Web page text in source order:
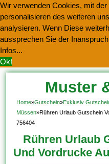
Wir verwenden Cookies, mit
personalisieren des weiteren
analysieren. Wenn Diese
aussprechen Sie der
Infos...
Ok!
Muster
Kostenlos
Home»Gutschein»Exklusiv
Müssen»Rühren Urlaub Gutschein
756404
Rühren Urlaub
Und Vordrucke